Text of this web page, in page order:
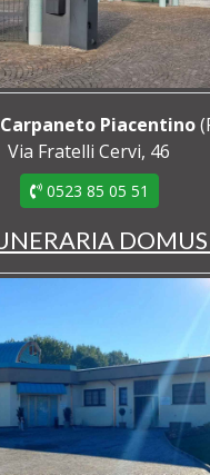
Carpaneto Piacentino
Via Fratelli Cervi, 46
0523 85 05 51